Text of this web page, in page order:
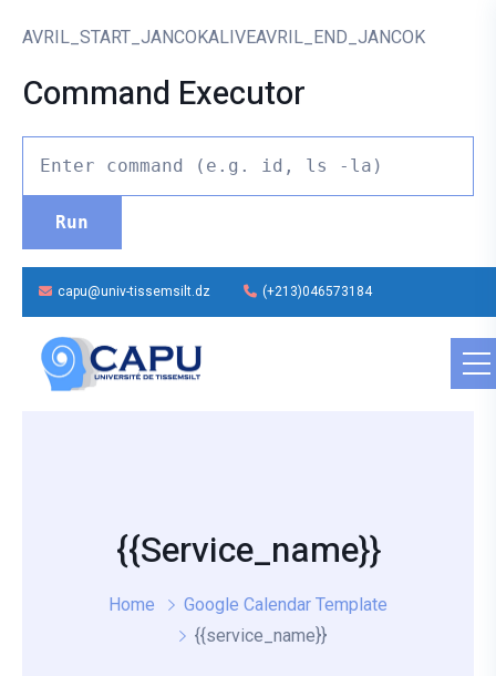
AVRIL_START_JANCOKALIVEAVRIL_END_JANCOK
Command Executor
capu@univ-tissemsilt.dz (+213)046573184
{{service_name}}
Home
Google Calendar Template
{{service_name}}